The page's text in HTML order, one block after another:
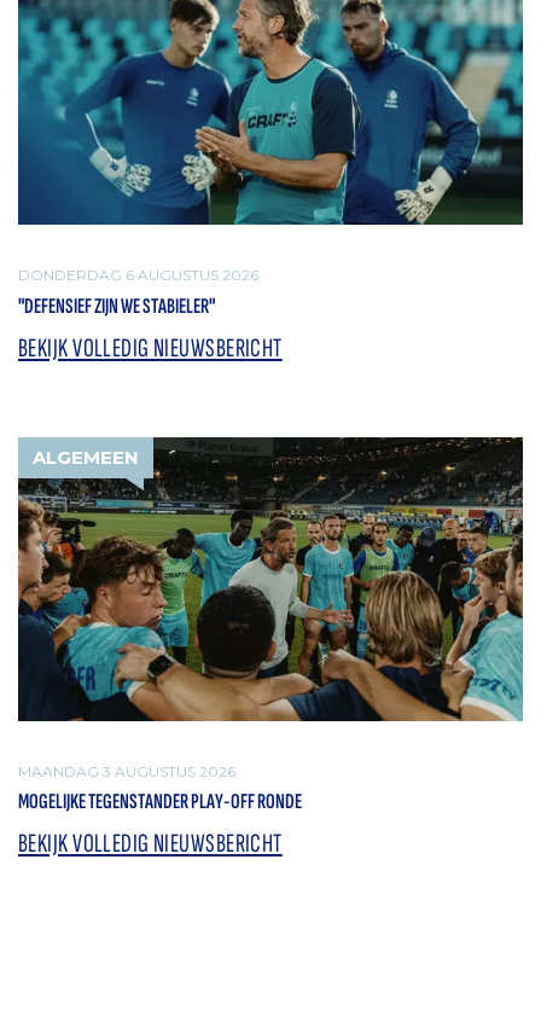
DONDERDAG 6 AUGUSTUS 2026
"DEFENSIEF ZIJN WE STABIELER"
BEKIJK VOLLEDIG NIEUWSBERICHT
ALGEMEEN
MAANDAG 3 AUGUSTUS 2026
MOGELIJKE TEGENSTANDER PLAY-OFF RONDE
BEKIJK VOLLEDIG NIEUWSBERICHT